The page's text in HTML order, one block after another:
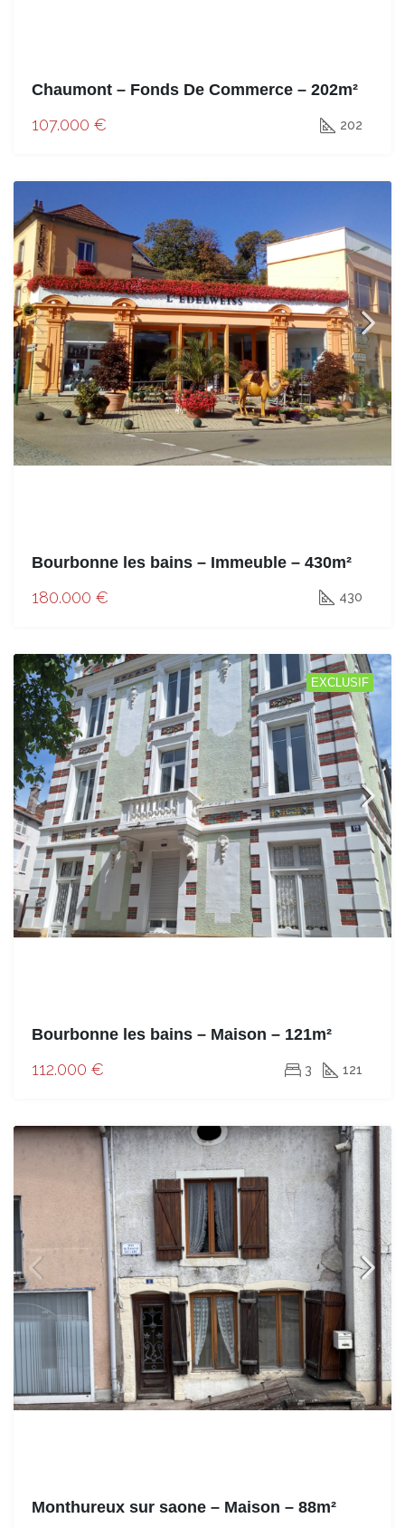
Chaumont – Fonds De Commerce – 202m²
107.000 € 202
Bourbonne les bains – Immeuble – 430m²
180.000 € 430
EXCLUSIF
Bourbonne les bains – Maison – 121m²
112.000 € 3 121
Monthureux sur saone – Maison – 88m²